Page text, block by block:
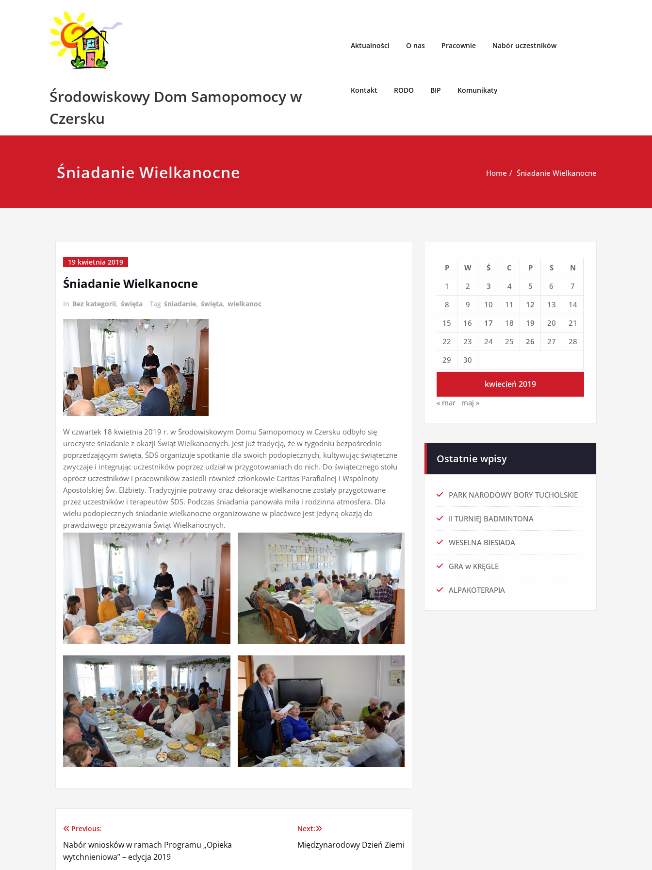
Środowiskowy Dom Samopomocy w
Czersku
Aktualności O nas Pracownie Nabór uczestników
Kontakt RODO BIP Komunikaty
Śniadanie Wielkanocne Home Śniadanie Wielkanocne
19 kwietnia 2019
Śniadanie Wielkanocne
in Bez kategorii, święta Tag śniadanie, święta, wielkanoc
W czwartek 18 kwietnia 2019 r. w Środowiskowym Domu Samopomocy w Czersku odbyło się
uroczyste śniadanie z okazji Świąt Wielkanocnych. Jest już tradycją, że w tygodniu bezpośrednio
poprzedzającym święta, ŚDS organizuje spotkanie dla swoich podopiecznych, kultywując świąteczne
zwyczaje i integrując uczestników poprzez udział w przygotowaniach do nich. Do świątecznego stołu
oprócz uczestników i pracowników zasiedli również członkowie Caritas Parafialnej i Wspólnoty
Apostolskiej Św. Elżbiety. Tradycyjnie potrawy oraz dekoracje wielkanocne zostały przygotowane
przez uczestników i terapeutów ŚDS. Podczas śniadania panowała miła i rodzinna atmosfera. Dla
wielu podopiecznych śniadanie wielkanocne organizowane w placówce jest jedyną okazją do
prawdziwego przeżywania Świąt Wielkanocnych.
Nawigacja
wpisu
Previous:
Nabór wniosków w ramach Programu „Opieka
wytchnieniowa” – edycja 2019
Next:
Międzynarodowy Dzień Ziemi
kwiecień 2019
P W Ś C P S
N
1
2 3 4 5 6
7
8
9 10 11 12 13
14
15
16 17 18 19 20
21
22
23 24 25 26 27
28
29
30
« mar maj »
Ostatnie wpisy
PARK NARODOWY BORY TUCHOLSKIE
II TURNIEJ BADMINTONA
WESELNA BIESIADA
GRA w KRĘGLE
ALPAKOTERAPIA